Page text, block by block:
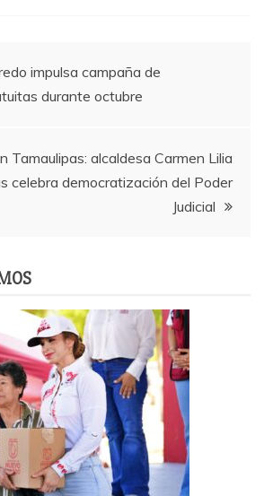
impulsa campaña de
durante octubre
Tamaulipas: alcaldesa Carmen Lilia
celebra democratización del Poder
Judicial